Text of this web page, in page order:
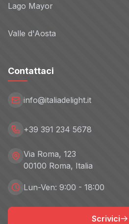
Lago Mayor
Valle d'Aosta
Contattaci
info@italiadelight.it
+39 391 234 5678
Via Roma, 123
00100 Roma, Italia
Lun-Ven: 9:00 - 18:00
Scrivici